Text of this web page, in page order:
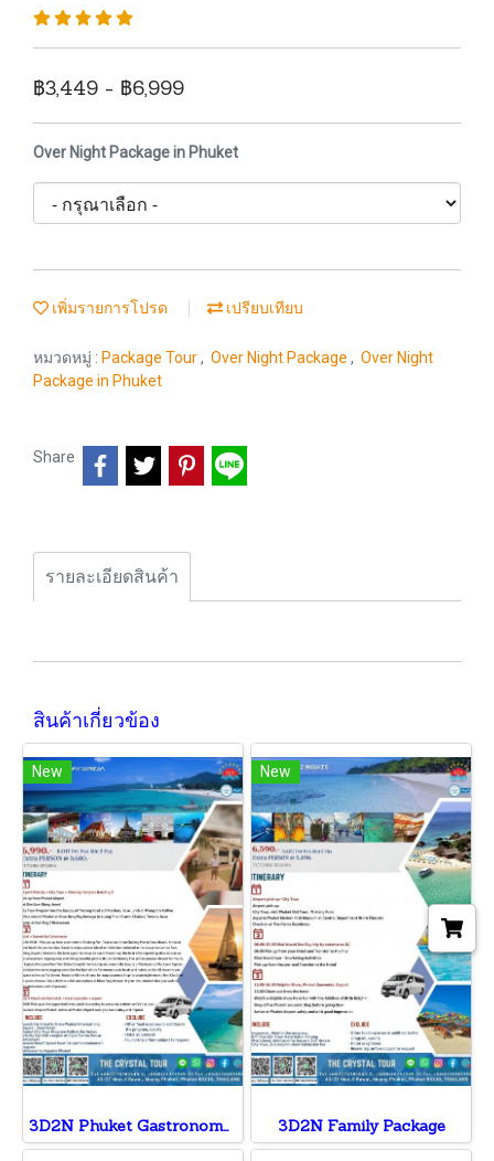
฿3,449 - ฿6,999
Over Night Package in Phuket
เพิ่มรายการโปรด เปรียบเทียบ
หมวดหมู่ : Package Tour, Over Night Package , Over Night
Package in Phuket
Share
รายละเอียดสินค้า
สินค้าเกี่ยวข้อง
New
3D2N Phuket Gastronomy Supreme
New
3D2N Family Package